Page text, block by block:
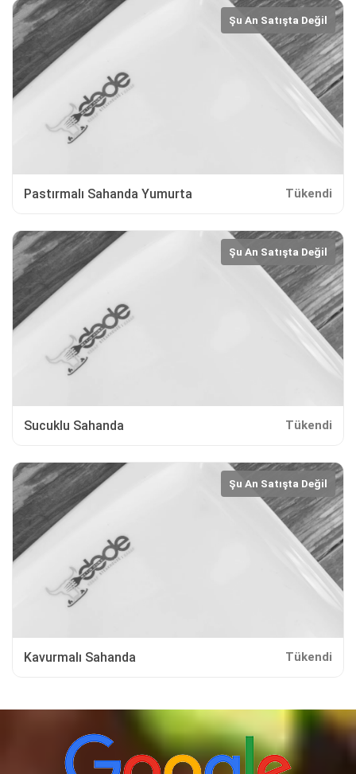
Şu An Satışta Değil
Pastırmalı Sahanda Yumurta Tükendi
Şu An Satışta Değil
Sucuklu Sahanda Tükendi
Şu An Satışta Değil
Kavurmalı Sahanda Tükendi